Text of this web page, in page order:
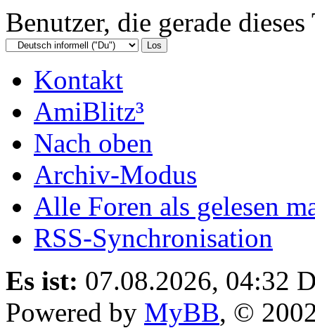
Benutzer, die gerade
Kontakt
AmiBlitz³
Nach oben
Archiv-Modus
Alle Foren als gelesen
RSS-Synchronisation
Es ist: 07.08.2026, 04:32
Powered by MyBB, ©